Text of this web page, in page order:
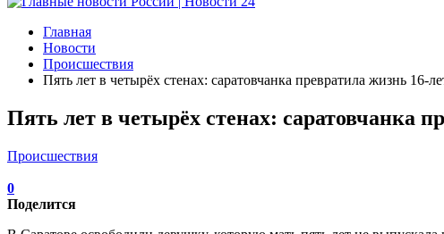
Главная
Новости
Происшествия
Пять лет в четырёх стенах: саратовчанка превратила жизнь
Пять лет в четырёх стенах: саратовчанка
Происшествия
0
Поделится